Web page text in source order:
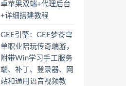
卓苹果双端+代理后台
+详细搭建教程
GEE引擎：GEE梦苍穹
单职业陪玩传奇端游，
附带Win学习手工服务
端、补丁、登录器、网
站和通用语音视频教